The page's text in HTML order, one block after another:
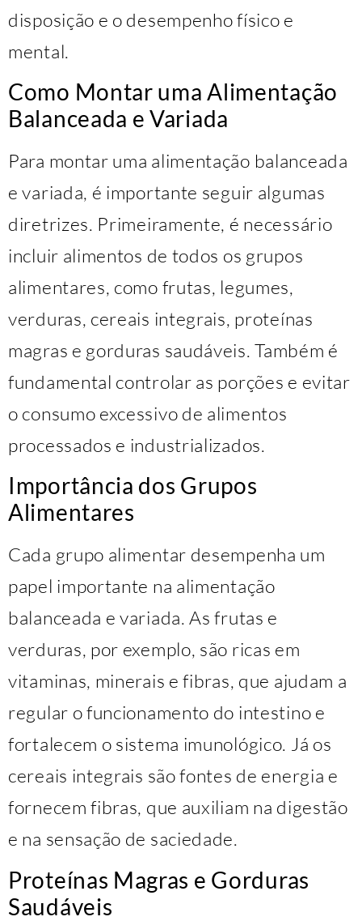
disposição e o desempenho físico e
mental.
Como Montar uma Alimentação
Balanceada e Variada
Para montar uma alimentação balanceada
e variada, é importante seguir algumas
diretrizes. Primeiramente, é necessário
incluir alimentos de todos os grupos
alimentares, como frutas, legumes,
verduras, cereais integrais, proteínas
magras e gorduras saudáveis. Também é
fundamental controlar as porções e evitar
o consumo excessivo de alimentos
processados e industrializados.
Importância dos Grupos
Alimentares
Cada grupo alimentar desempenha um
papel importante na alimentação
balanceada e variada. As frutas e
verduras, por exemplo, são ricas em
vitaminas, minerais e fibras, que ajudam a
regular o funcionamento do intestino e
fortalecem o sistema imunológico. Já os
cereais integrais são fontes de energia e
fornecem fibras, que auxiliam na digestão
e na sensação de saciedade.
Proteínas Magras e Gorduras
Saudáveis